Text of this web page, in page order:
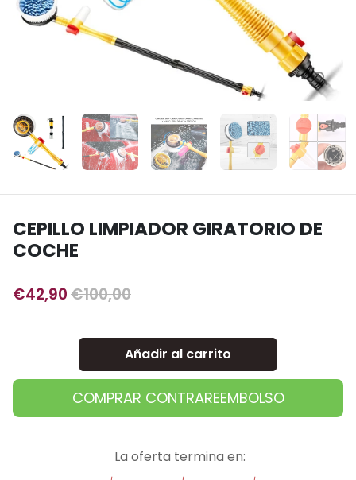
CEPILLO LIMPIADOR GIRATORIO DE
COCHE
€42,90€100,00
Añadir al carrito
COMPRAR CONTRAREEMBOLSO
La oferta termina en: